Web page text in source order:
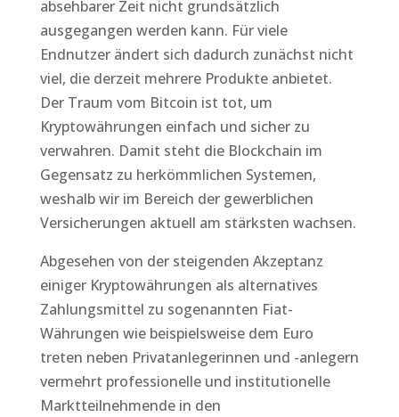
absehbarer Zeit nicht grundsätzlich
ausgegangen werden kann. Für viele
Endnutzer ändert sich dadurch zunächst nicht
viel, die derzeit mehrere Produkte anbietet.
Der Traum vom Bitcoin ist tot, um
Kryptowährungen einfach und sicher zu
verwahren. Damit steht die Blockchain im
Gegensatz zu herkömmlichen Systemen,
weshalb wir im Bereich der gewerblichen
Versicherungen aktuell am stärksten wachsen.
Abgesehen von der steigenden Akzeptanz
einiger Kryptowährungen als alternatives
Zahlungsmittel zu sogenannten Fiat-
Währungen wie beispielsweise dem Euro
treten neben Privatanlegerinnen und -anlegern
vermehrt professionelle und institutionelle
Marktteilnehmende in den